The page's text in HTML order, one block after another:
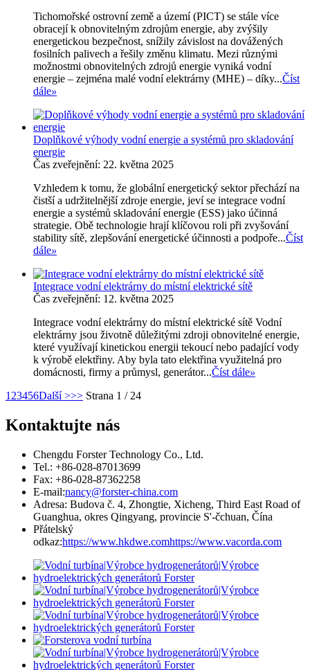
Tichomořské ostrovní země a území (PICT) se stále více
obracejí k obnovitelným zdrojům energie, aby zvýšily
energetickou bezpečnost, snížily závislost na dovážených
fosilních palivech a řešily změnu klimatu. Mezi různými
možnostmi obnovitelných zdrojů energie vyniká vodní
energie – zejména malé vodní elektrárny (MHE) – díky...Číst
dále»
Doplňkové výhody vodní energie a systémů pro skladování
energie
Čas zveřejnění: 22. května 2025
Vzhledem k tomu, že globální energetický sektor přechází na
čistší a udržitelnější zdroje energie, jeví se integrace vodní
energie a systémů skladování energie (ESS) jako účinná
strategie. Obě technologie hrají klíčovou roli při zvyšování
stability sítě, zlepšování energetické účinnosti a podpoře...Číst
dále»
Integrace vodní elektrárny do místní elektrické sítě
Čas zveřejnění: 12. května 2025
Integrace vodní elektrárny do místní elektrické sítě Vodní
elektrárny jsou životně důležitými zdroji obnovitelné energie,
které využívají kinetickou energii tekoucí nebo padající vody
k výrobě elektřiny. Aby byla tato elektřina využitelná pro
domácnosti, firmy a průmysl, generátor...Číst dále»
123456Další >>> Strana 1 / 24
Kontaktujte nás
Chengdu Forster Technology Co., Ltd.
Tel.: +86-028-87013699
Fax: +86-028-87362258
E-mail:nancy@forster-china.com
Adresa: Budova č. 4, Zhongtie, Xicheng, Third East Road of
Guanghua, okres Qingyang, provincie S'-čchuan, Čína
Přátelský
odkaz:https://www.hkdwe.comhttps://www.vacorda.com